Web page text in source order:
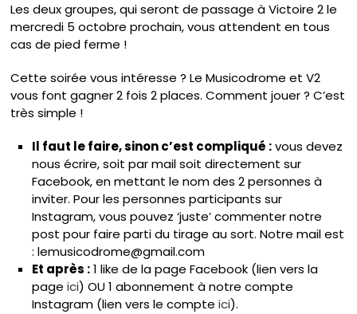
Les deux groupes, qui seront de passage à Victoire 2 le
mercredi 5 octobre prochain, vous attendent en tous
cas de pied ferme !
Cette soirée vous intéresse ? Le Musicodrome et V2
vous font gagner 2 fois 2 places. Comment jouer ? C’est
très simple !
Il faut le faire, sinon c’est compliqué :vous devez
nous écrire, soit par mail soit directement sur
Facebook, en mettant le nom des 2 personnes à
inviter. Pour les personnes participants sur
Instagram, vous pouvez ‘juste’ commenter notre
post pour faire parti du tirage au sort. Notre mail est
: lemusicodrome@gmail.com
Et après :1 like de la page Facebook (lien vers la
page ici) OU 1 abonnement à notre compte
Instagram (lien vers le compte ici).